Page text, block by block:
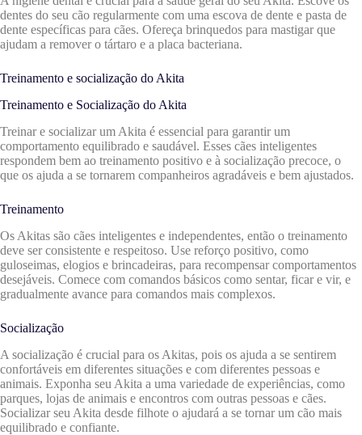
dentes do seu cão regularmente com uma escova de dente e pasta de
dente específicas para cães. Ofereça brinquedos para mastigar que
ajudam a remover o tártaro e a placa bacteriana.
Treinamento e socialização do Akita
Treinamento e Socialização do Akita
Treinar e socializar um Akita é essencial para garantir um
comportamento equilibrado e saudável. Esses cães inteligentes
respondem bem ao treinamento positivo e à socialização precoce, o
que os ajuda a se tornarem companheiros agradáveis e bem ajustados.
Treinamento
Os Akitas são cães inteligentes e independentes, então o treinamento
deve ser consistente e respeitoso. Use reforço positivo, como
guloseimas, elogios e brincadeiras, para recompensar comportamentos
desejáveis. Comece com comandos básicos como sentar, ficar e vir, e
gradualmente avance para comandos mais complexos.
Socialização
A socialização é crucial para os Akitas, pois os ajuda a se sentirem
confortáveis ​​em diferentes situações e com diferentes pessoas e
animais. Exponha seu Akita a uma variedade de experiências, como
parques, lojas de animais e encontros com outras pessoas e cães.
Socializar seu Akita desde filhote o ajudará a se tornar um cão mais
equilibrado e confiante.